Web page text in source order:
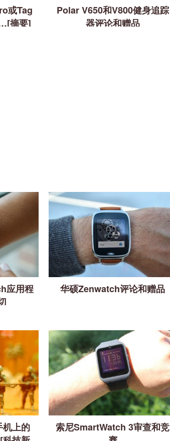
或Tag
摘要]
Polar V650和V800健身追踪
器评论和赠品
应用程
华硕Zenwatch评论和赠品
机上的
索尼SmartWatch 3审查和竞